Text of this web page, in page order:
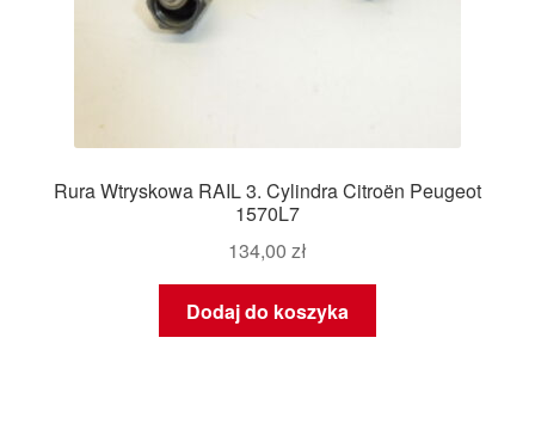
Rura Wtryskowa RAIL 3. Cylindra Citroën Peugeot
1570L7
134,00 zł
Dodaj do koszyka